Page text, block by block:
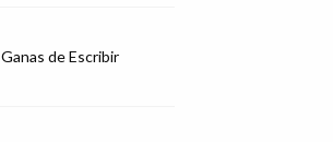
Ganas de Escribir